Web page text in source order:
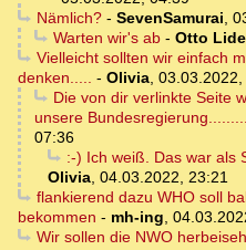
Nämlich?- SevenSamurai,
Warten wir's ab- Otto
Vielleicht sollten wir einfach
denken..... - Olivia,
Die von dir verlinkte Seite
unsere
07:36
:-) Ich weiß. Das war als
Olivia, 04.03.2022, 23:21
flankierend dazu WHO soll
bekommen - mh-ing,
Wir sollen die NWO